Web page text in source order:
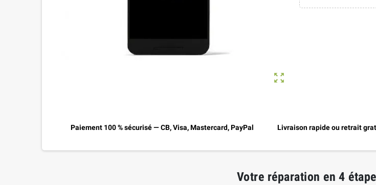
zoom_out_map
Paiement 100 % sécurisé — CB, Visa, Mastercard, PayPal Livraison rapide ou retrait
Votre réparation en 4